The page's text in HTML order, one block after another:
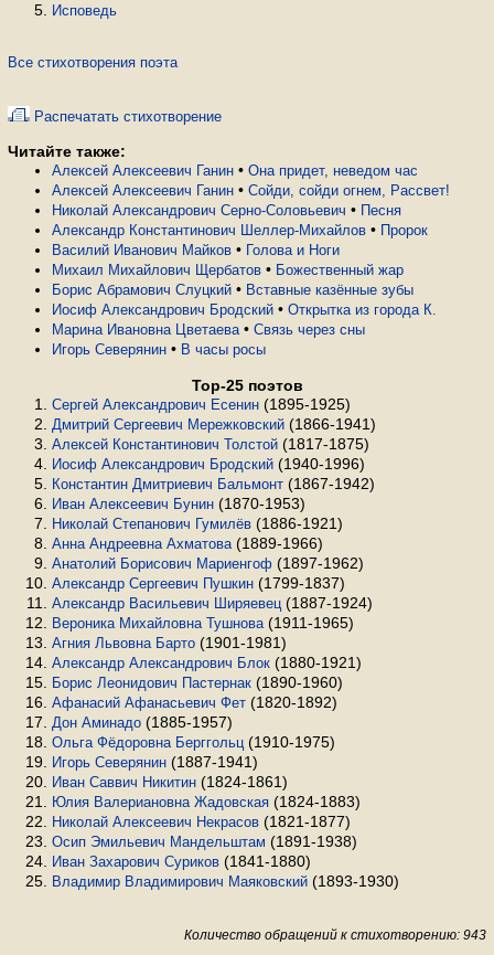
Исповедь
Все стихотворения поэта
Распечатать стихотворение
Читайте также:
Алексей Алексеевич Ганин • Она придет, неведом час
Алексей Алексеевич Ганин • Сойди, сойди огнем, Рассвет!
Николай Александрович Серно-Соловьевич • Песня
Александр Константинович Шеллер-Михайлов • Пророк
Василий Иванович Майков • Голова и Ноги
Михаил Михайлович Щербатов • Божественный жар
Борис Абрамович Слуцкий • Вставные казённые зубы
Иосиф Александрович Бродский • Открытка из города К.
Марина Ивановна Цветаева • Связь через сны
Игорь Северянин • В часы росы
Top-25 поэтов
Сергей Александрович Есенин (1895-1925)
Дмитрий Сергеевич Мережковский (1866-1941)
Алексей Константинович Толстой (1817-1875)
Иосиф Александрович Бродский (1940-1996)
Константин Дмитриевич Бальмонт (1867-1942)
Иван Алексеевич Бунин (1870-1953)
Николай Степанович Гумилёв (1886-1921)
Анна Андреевна Ахматова (1889-1966)
Анатолий Борисович Мариенгоф (1897-1962)
Александр Сергеевич Пушкин (1799-1837)
Александр Васильевич Ширяевец (1887-1924)
Вероника Михайловна Тушнова (1911-1965)
Агния Львовна Барто (1901-1981)
Александр Александрович Блок (1880-1921)
Борис Леонидович Пастернак (1890-1960)
Афанасий Афанасьевич Фет (1820-1892)
Дон Аминадо (1885-1957)
Ольга Фёдоровна Берггольц (1910-1975)
Игорь Северянин (1887-1941)
Иван Саввич Никитин (1824-1861)
Юлия Валериановна Жадовская (1824-1883)
Николай Алексеевич Некрасов (1821-1877)
Осип Эмильевич Мандельштам (1891-1938)
Иван Захарович Суриков (1841-1880)
Владимир Владимирович Маяковский (1893-1930)
Количество обращений к стихотворению: 943